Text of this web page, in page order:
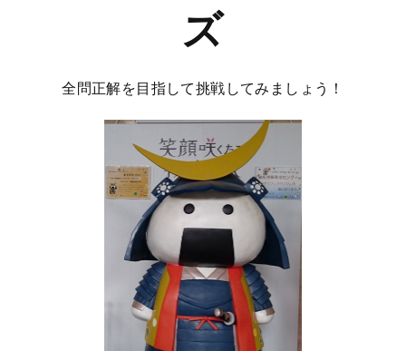
ズ
全問正解を目指して挑戦してみましょう！